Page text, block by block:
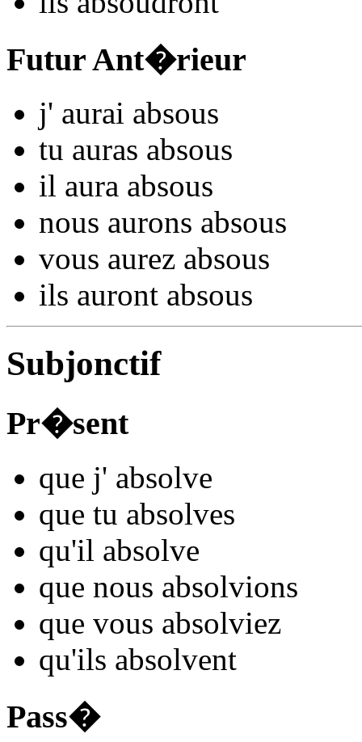
Futur Ant�rieur
j' aurai absous
tu auras absous
il aura absous
nous aurons absous
vous aurez absous
ils auront absous
Subjonctif
Pr�sent
que j' absolve
que tu absolves
qu'il absolve
que nous absolvions
que vous absolviez
qu'ils absolvent
Pass�